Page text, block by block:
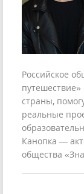
Российское
страны,
реальные
Канопка —
общества